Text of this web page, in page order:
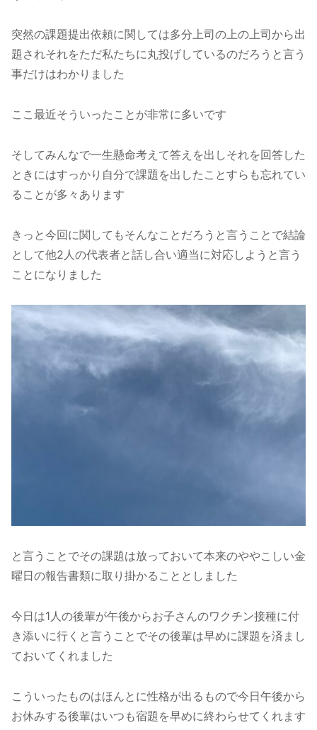
突然の課題提出依頼に関しては多分上司の上の上司から出
題されそれをただ私たちに丸投げしているのだろうと言う
事だけはわかりました
ここ最近そういったことが非常に多いです
そしてみんなで一生懸命考えて答えを出しそれを回答した
ときにはすっかり自分で課題を出したことすらも忘れてい
ることが多々あります
きっと今回に関してもそんなことだろうと言うことで結論
として他2人の代表者と話し合い適当に対応しようと言う
ことになりました
と言うことでその課題は放っておいて本来のややこしい金
曜日の報告書類に取り掛かることとしました
今日は1人の後輩が午後からお子さんのワクチン接種に付
き添いに行くと言うことでその後輩は早めに課題を済まし
ておいてくれました
こういったものはほんとに性格が出るもので今日午後から
お休みする後輩はいつも宿題を早めに終わらせてくれます